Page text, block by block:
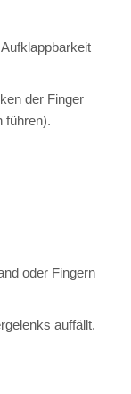
der Finger
führen).
oder Fingern
auffällt.